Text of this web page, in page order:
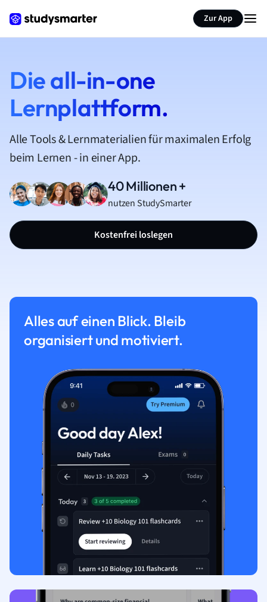
Zur App
Die all-in-one
Lernplattform.
Alle Tools & Lernmaterialien für maximalen Erfolg
beim Lernen - in einer App.
40 Millionen +
nutzen StudySmarter
Kostenfrei loslegen
Alles auf einen Blick. Bleib
organisiert und motiviert.